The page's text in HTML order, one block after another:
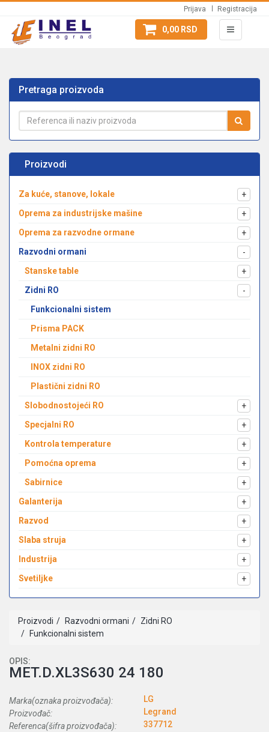
Prijava Registracija
0,00 RSD
Pretraga proizvoda
Proizvodi
Za kuće, stanove, lokale
+
Oprema za industrijske mašine
+
Oprema za razvodne ormane
+
Razvodni ormani
-
Stanske table
+
Zidni RO
-
Funkcionalni sistem
Prisma PACK
Metalni zidni RO
INOX zidni RO
Plastični zidni RO
Slobodnostojeći RO
+
Specjalni RO
+
Kontrola temperature
+
Pomoćna oprema
+
Sabirnice
+
Galanterija
+
Razvod
+
Slaba struja
+
Industrija
+
Svetiljke
+
Proizvodi Razvodni ormani
Zidni RO
Funkcionalni sistem
OPIS:
MET.D.XL3S630 24 180
Marka(oznaka proizvođača):
LG
Proizvođač:
Legrand
Referenca(šifra proizvođača):
337712